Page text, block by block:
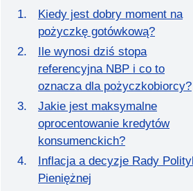
Kiedy jest dobry moment na
pożyczkę gotówkową?
Ile wynosi dziś stopa
referencyjna NBP i co to
oznacza dla pożyczkobiorcy?
Jakie jest maksymalne
oprocentowanie kredytów
konsumenckich?
Inflacja a decyzje Rady
Pieniężnej